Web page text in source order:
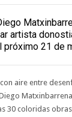
artista
21 de
aire entre
30 coloridas